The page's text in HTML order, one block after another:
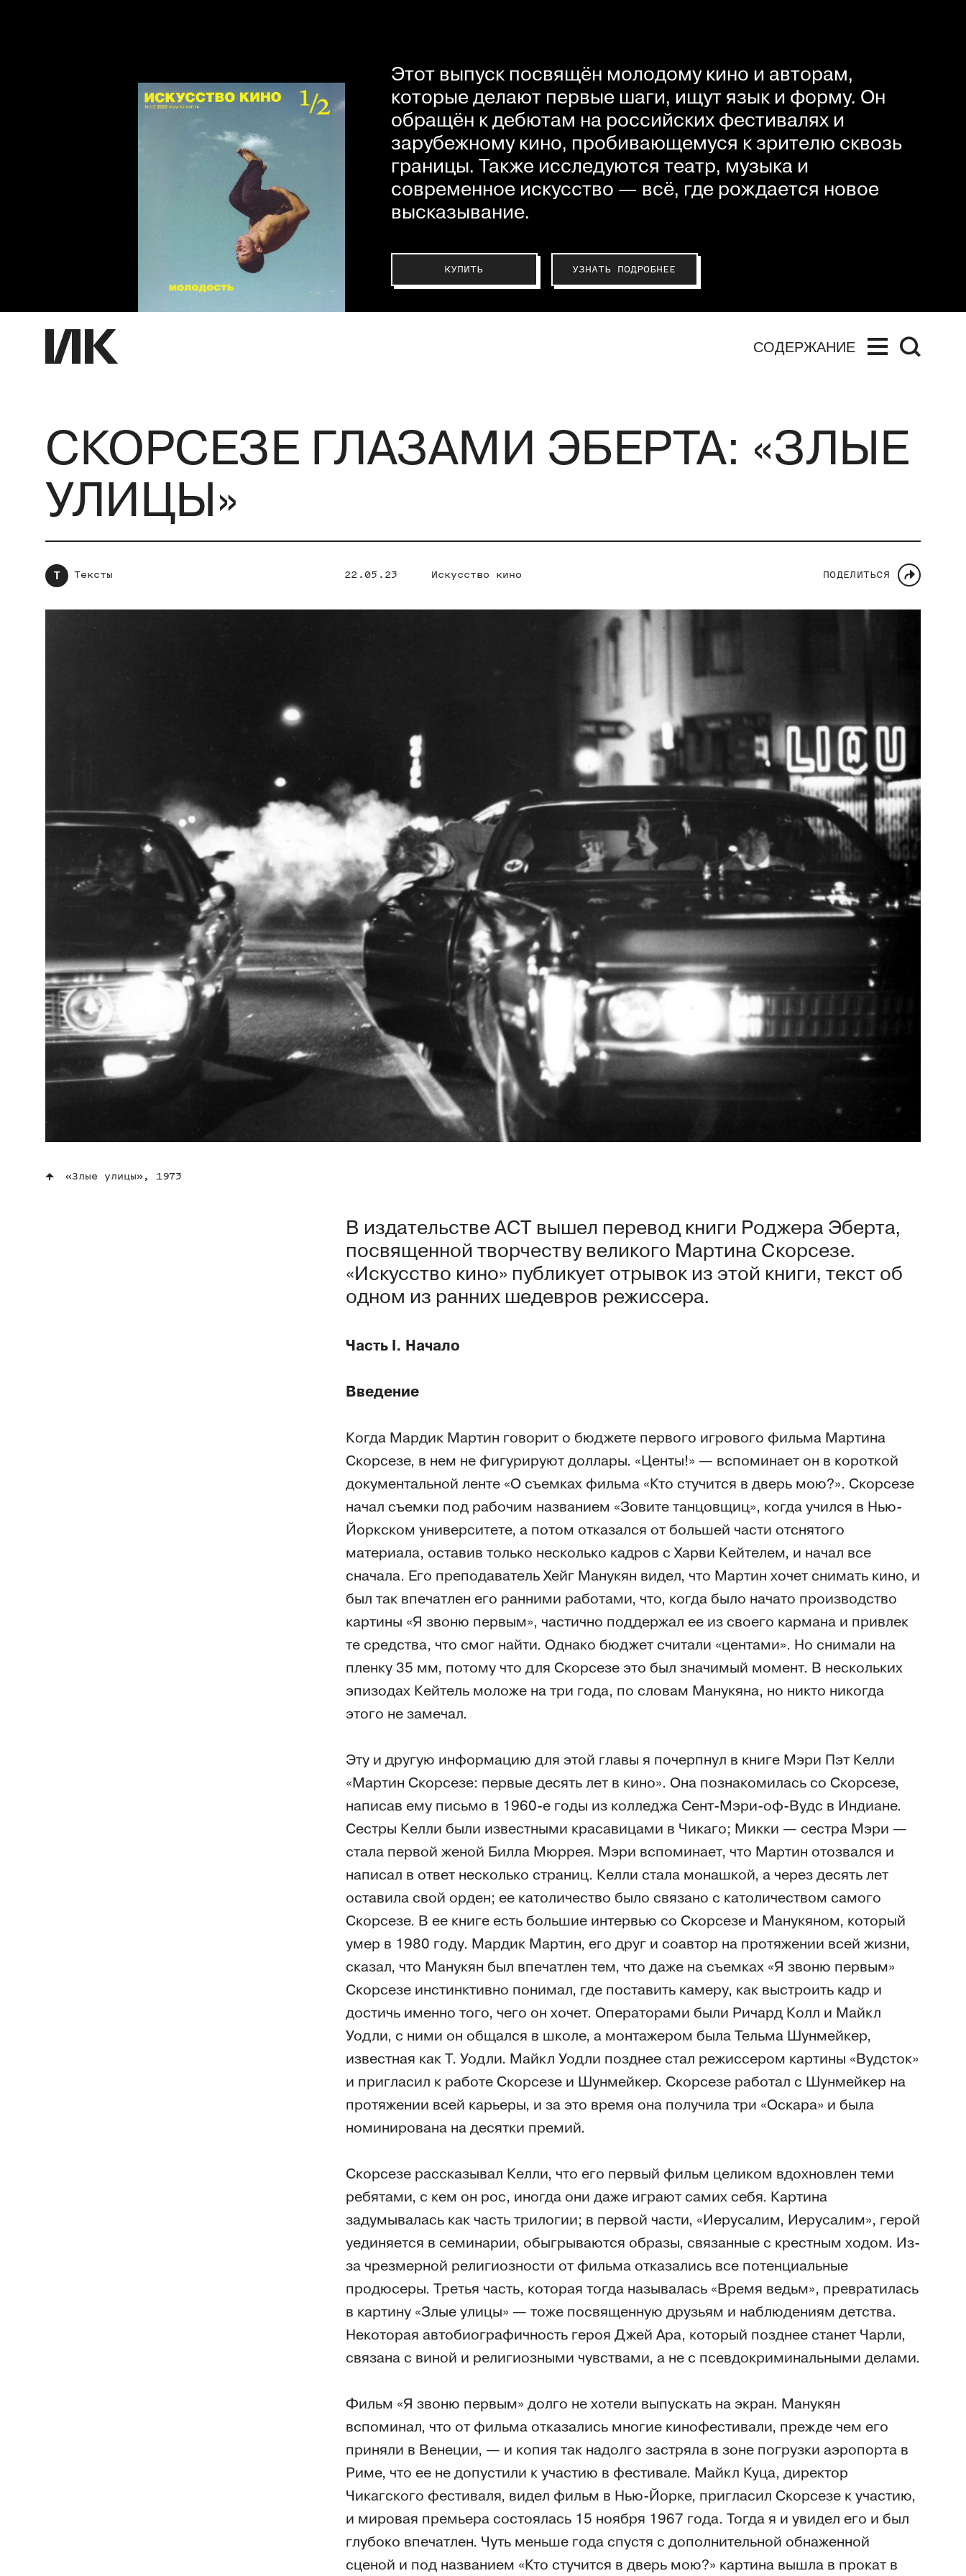
Этот выпуск посвящён молодому кино и авторам,
которые делают первые шаги, ищут язык и форму. Он
обращён к дебютам на российских фестивалях и
зарубежному кино, пробивающемуся к зрителю сквозь
границы. Также исследуются театр, музыка и
современное искусство — всё, где рождается новое
высказывание.
КУПИТЬ УЗНАТЬ ПОДРОБНЕЕ
СОДЕРЖАНИЕ
СКОРСЕЗЕ ГЛАЗАМИ ЭБЕРТА: «ЗЛЫЕ
УЛИЦЫ»
Т Тексты 22.05.23 Искусство кино ПОДЕЛИТЬСЯ
«Злые улицы», 1973
В издательстве АСТ вышел перевод книги Роджера Эберта,
посвященной творчеству великого Мартина Скорсезе.
«Искусство кино» публикует отрывок из этой книги, текст об
одном из ранних шедевров режиссера.
Часть I. Начало
Введение
Когда Мардик Мартин говорит о бюджете первого игрового фильма Мартина
Скорсезе, в нем не фигурируют доллары. «Центы!» — вспоминает он в короткой
документальной ленте «О съемках фильма «Кто стучится в дверь мою?». Скорсезе
начал съемки под рабочим названием «Зовите танцовщиц», когда учился в Нью-
Йоркском университете, а потом отказался от большей части отснятого
материала, оставив только несколько кадров с Харви Кейтелем, и начал все
сначала. Его преподаватель Хейг Манукян видел, что Мартин хочет снимать кино, и
был так впечатлен его ранними работами, что, когда было начато производство
картины «Я звоню первым», частично поддержал ее из своего кармана и привлек
те средства, что смог найти. Однако бюджет считали «центами». Но снимали на
пленку 35 мм, потому что для Скорсезе это был значимый момент. В нескольких
эпизодах Кейтель моложе на три года, по словам Манукяна, но никто никогда
этого не замечал.
Эту и другую информацию для этой главы я почерпнул в книге Мэри Пэт Келли
«Мартин Скорсезе: первые десять лет в кино». Она познакомилась со Скорсезе,
написав ему письмо в 1960-е годы из колледжа Сент-Мэри-оф-Вудс в Индиане.
Сестры Келли были известными красавицами в Чикаго; Микки — сестра Мэри —
стала первой женой Билла Мюррея. Мэри вспоминает, что Мартин отозвался и
написал в ответ несколько страниц. Келли стала монашкой, а через десять лет
оставила свой орден; ее католичество было связано с католичеством самого
Скорсезе. В ее книге есть большие интервью со Скорсезе и Манукяном, который
умер в 1980 году. Мардик Мартин, его друг и соавтор на протяжении всей жизни,
сказал, что Манукян был впечатлен тем, что даже на съемках «Я звоню первым»
Скорсезе инстинктивно понимал, где поставить камеру, как выстроить кадр и
достичь именно того, чего он хочет. Операторами были Ричард Колл и Майкл
Уодли, с ними он общался в школе, а монтажером была Тельма Шунмейкер,
известная как Т. Уодли. Майкл Уодли позднее стал режиссером картины «Вудсток»
и пригласил к работе Скорсезе и Шунмейкер. Скорсезе работал с Шунмейкер на
протяжении всей карьеры, и за это время она получила три «Оскара» и была
номинирована на десятки премий.
Скорсезе рассказывал Келли, что его первый фильм целиком вдохновлен теми
ребятами, с кем он рос, иногда они даже играют самих себя. Картина
задумывалась как часть трилогии; в первой части, «Иерусалим, Иерусалим», герой
уединяется в семинарии, обыгрываются образы, связанные с крестным ходом. Из-
за чрезмерной религиозности от фильма отказались все потенциальные
продюсеры. Третья часть, которая тогда называлась «Время ведьм», превратилась
в картину «Злые улицы» — тоже посвященную друзьям и наблюдениям детства.
Некоторая автобиографичность героя Джей Ара, который позднее станет Чарли,
связана с виной и религиозными чувствами, а не с псевдокриминальными делами.
Фильм «Я звоню первым» долго не хотели выпускать на экран. Манукян
вспоминал, что от фильма отказались многие кинофестивали, прежде чем его
приняли в Венеции, — и копия так надолго застряла в зоне погрузки аэропорта в
Риме, что ее не допустили к участию в фестивале. Майкл Куца, директор
Чикагского фестиваля, видел фильм в Нью-Йорке, пригласил Скорсезе к участию,
и мировая премьера состоялась 15 ноября 1967 года. Тогда я и увидел его и был
глубоко впечатлен. Чуть меньше года спустя с дополнительной обнаженной
сценой и под названием «Кто стучится в дверь мою?» картина вышла в прокат в